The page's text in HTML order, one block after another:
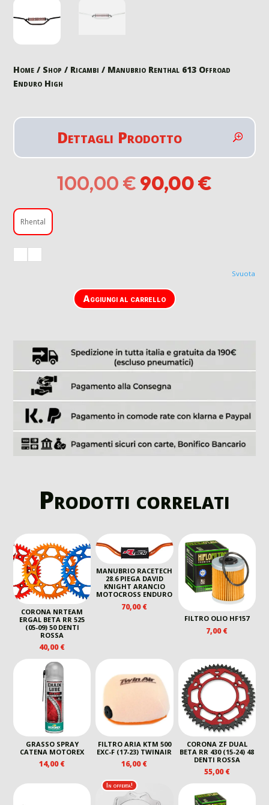
Home / Shop / Ricambi / Manubrio Renthal 613 Offroad
Enduro High
Dettagli Prodotto
100,00 € Il
prezzo
90,00€
Rhental
Svuota
Aggiungi al carrello
Prodotti correlati
CORONA NRTEAM
ERGAL BETA RR 525
(05-09) 50 DENTI
ROSSA
40,00€
MANUBRIO RACETECH
28.6 PIEGA DAVID
KNIGHT ARANCIO
MOTOCROSS ENDURO
70,00€
FILTRO OLIO HF157
7,00€
GRASSO SPRAY
CATENA MOTOREX
14,00€
FILTRO ARIA KTM 500
EXC-F (17-23) TWINAIR
16,00€
CORONA ZF DUAL
BETA RR 430 (15-24) 48
DENTI ROSSA
55,00€
In offerta!